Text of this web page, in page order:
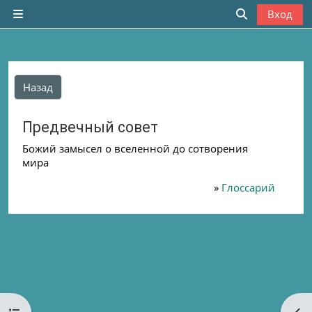
Перейти к основному содержанию
Боковая панель
Изменить
Вход
Назад
Предвечный совет
Божий замысел о вселенной до сотворения
мира
» Глоссарий